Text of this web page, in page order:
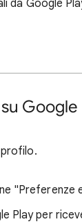
da Google
Google
"Preferenze
Play per